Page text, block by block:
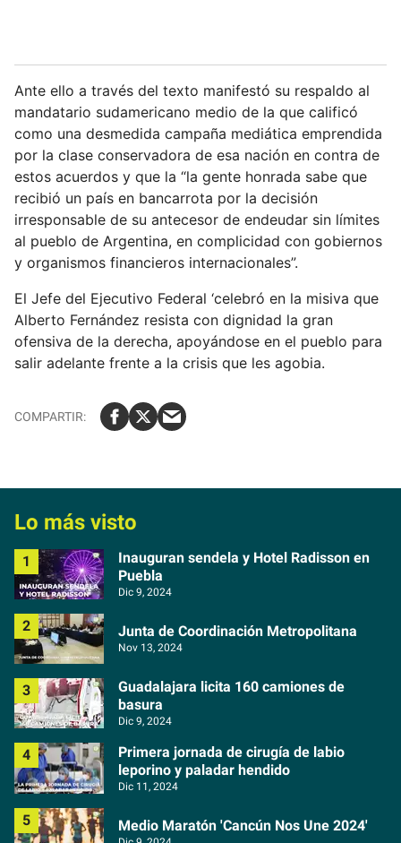
Ante ello a través del texto manifestó su respaldo al
mandatario sudamericano medio de la que calificó
como una desmedida campaña mediática emprendida
por la clase conservadora de esa nación en contra de
estos acuerdos y que la “la gente honrada sabe que
recibió un país en bancarrota por la decisión
irresponsable de su antecesor de endeudar sin límites
al pueblo de Argentina, en complicidad con gobiernos
y organismos financieros internacionales”.
El Jefe del Ejecutivo Federal ‘celebró en la misiva que
Alberto Fernández resista con dignidad la gran
ofensiva de la derecha, apoyándose en el pueblo para
salir adelante frente a la crisis que les agobia.
Lo más visto
Inauguran sendela y Hotel Radisson en
Puebla
Dic 9, 2024
Junta de Coordinación Metropolitana
Nov 13, 2024
Guadalajara licita 160 camiones de
basura
Dic 9, 2024
Primera jornada de cirugía de labio
leporino y paladar hendido
Dic 11, 2024
Medio Maratón 'Cancún Nos Une 2024'